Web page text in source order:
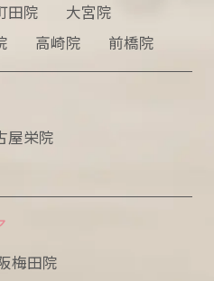
田院
大宮院
高崎院 前橋院
屋栄院
梅田院